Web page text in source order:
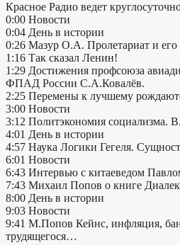
Красное Радио ведет
0:00 Новости
0:04 День в истории
0:26 Мазур О.А. Пролетариат и его
1:16 Так сказал Ленин!
1:29 Достижения профсоюза
ФПАД России С.А.Ковалёв.
2:25 Перемены к лучшему
3:00 Новости
3:12 Политэкономия социализма.
4:01 День в истории
4:57 Наука Логики Гегеля.
6:01 Новости
6:43 Интервью с китаеведом
7:43 Михаил Попов о книге
8:00 День в истории
9:03 Новости
9:41 М.Попов Кейнс, инфляция,
трудящегося…